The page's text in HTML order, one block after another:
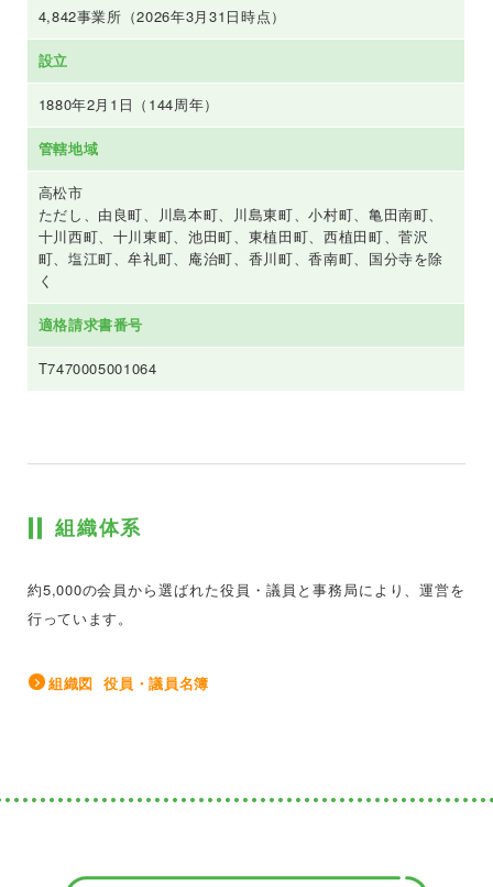
4,842事業所（2026年3月31日時点）
設立
1880年2月1日（144周年）
管轄地域
高松市
ただし、由良町、川島本町、川島東町、小村町、亀田南町、
十川西町、十川東町、池田町、東植田町、西植田町、菅沢
町、塩江町、牟礼町、庵治町、香川町、香南町、国分寺を除
く
適格請求書番号
T7470005001064
組織体系
約5,000の会員から選ばれた役員・議員と事務局により、運営を
行っています。
組織図 役員・議員名簿